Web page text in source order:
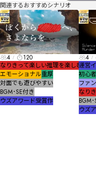
関連するおすすめシナリオ
4
120
なりきって楽しい推理を楽しむ
エモーショナル重厚
対面でも遊びやすい
BGM･SE付き
ウズアワード受賞作
4
運営
初心
ファ
なり
BGM
ウズ